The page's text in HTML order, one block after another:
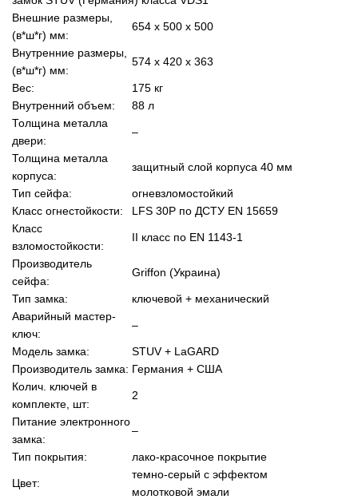
Внешние размеры,
(в*ш*г) мм:
654 х 500 х 500
Внутренние размеры,
(в*ш*г) мм:
574 х 420 х 363
Вес:
175 кг
Внутренний объем:
88 л
Толщина металла
двери:
–
Толщина металла
корпуса:
защитный слой корпуса 40 мм
Тип сейфа:
огневзломостойкий
Класс огнестойкости:
LFS 30P по ДСТУ EN 15659
Класс
взломостойкости:
II класс по EN 1143-1
Производитель
сейфа:
Griffon (Украина)
Тип замка: ключевой + механический
Аварийный мастер-
ключ:
–
Модель замка:
STUV + LaGARD
Производитель замка: Германия + США
Колич. ключей в
комплекте, шт:
2
Питание электронного
замка:
–
Тип покрытия: лако-красочное покрытие
Цвет:
темно-серый с эффектом
молотковой эмали